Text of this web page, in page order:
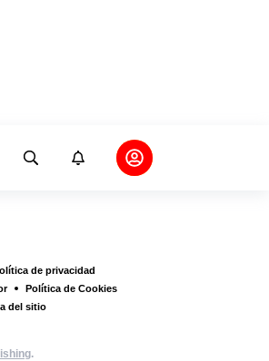
de privacidad
Política de Cookies
del sitio
.